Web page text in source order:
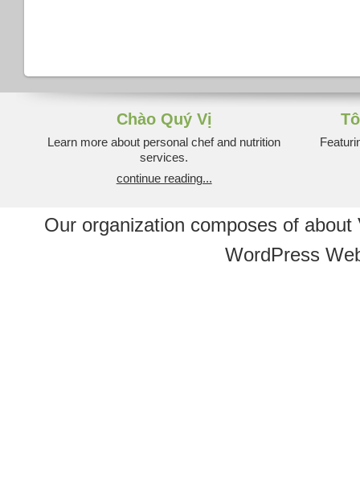
Chào Quý Vị
Learn more about personal chef and nutrition
services.
continue reading...
Our organization composes of
WordPress